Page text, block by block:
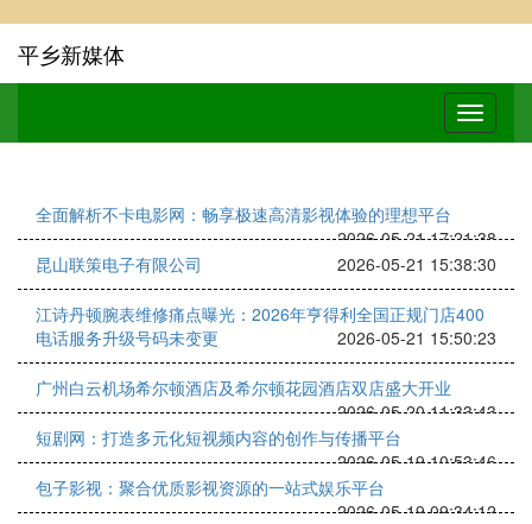
平乡新媒体
全面解析不卡电影网：畅享极速高清影视体验的理想平台
2026-05-21 17:21:38
昆山联策电子有限公司
2026-05-21 15:38:30
江诗丹顿腕表维修痛点曝光：2026年亨得利全国正规门店400
电话服务升级号码未变更
2026-05-21 15:50:23
广州白云机场希尔顿酒店及希尔顿花园酒店双店盛大开业
2026-05-20 11:33:43
短剧网：打造多元化短视频内容的创作与传播平台
2026-05-19 10:53:46
包子影视：聚合优质影视资源的一站式娱乐平台
2026-05-19 09:34:12